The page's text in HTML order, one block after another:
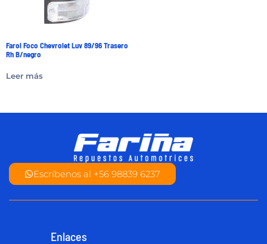
Farol Foco Chevrolet Luv 89/96 Trasero
Rh B/negro
Leer más
Escríbenos al +56 98839 6237
Enlaces